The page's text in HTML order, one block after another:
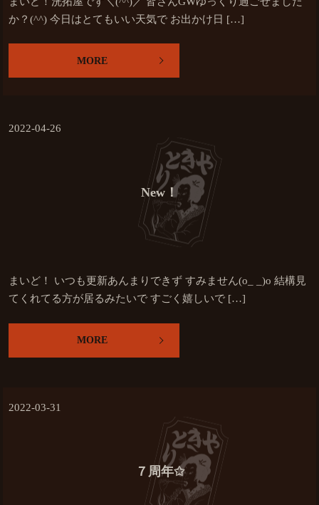
か？(^^) 今日はとてもいい天気で お出かけ日 […]
MORE
2022-04-26
New！
まいど！ いつも更新あんまりできず すみません(o_ _)o 結構見
てくれてる方が居るみたいで すごく嬉しいで […]
MORE
2022-03-31
７周年✩